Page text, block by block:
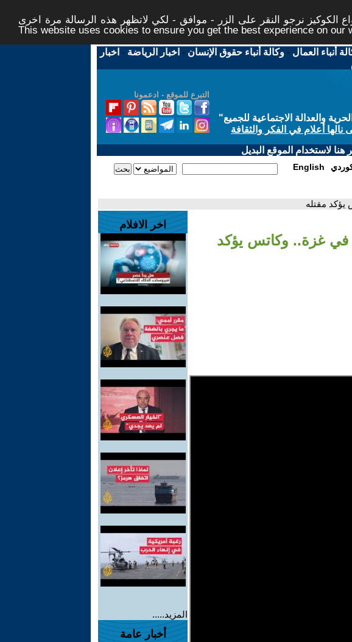
نرجو النقر على الزر - موافق - لكي لاتظهر هذه الرسالة مرة اخرى -
This website uses cookies to ensure you get the best experience on our
أنباء العمال -وكالة أنباء حقوق الإنسان - اخبار الرياضة - اخبار
التبرع للموقع - ادعمونا
والعدالة الاجتماعية للجميع"
أعلام في الفكر والثقافة
لاستخدام الموقع البديل
English
مقتله
في غزة.. وكاتس يؤكد
اخر الافلام
المزيد.....
أخبار عامة